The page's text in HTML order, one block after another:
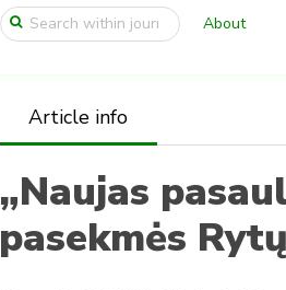
About
Article info
„Naujas
pasekmės